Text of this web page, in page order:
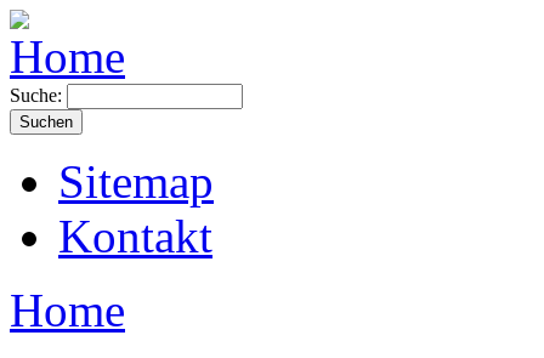
Suche:
Sitemap
Kontakt
Home